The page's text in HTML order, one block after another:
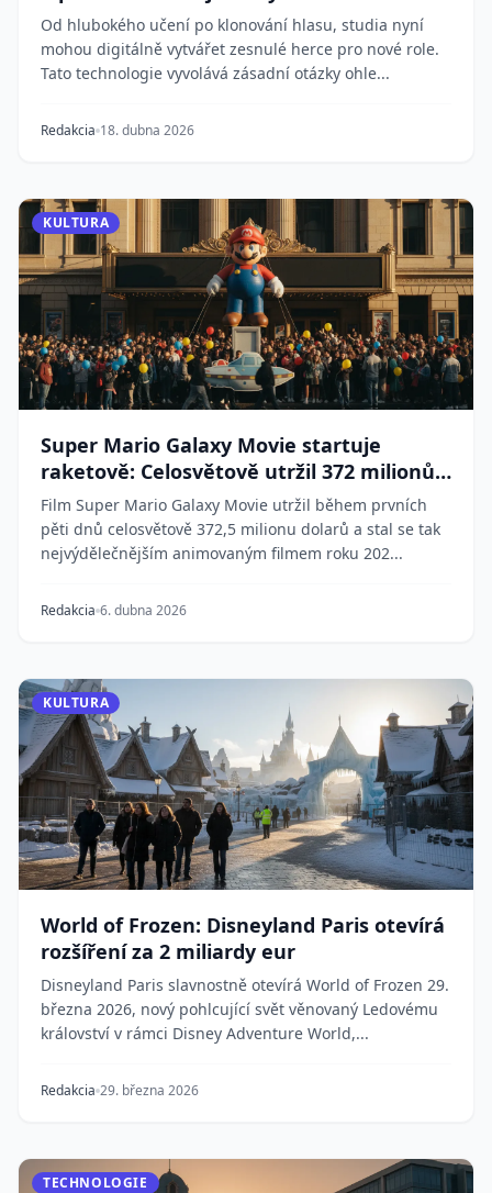
Od hlubokého učení po klonování hlasu, studia nyní
mohou digitálně vytvářet zesnulé herce pro nové role.
Tato technologie vyvolává zásadní otázky ohle...
Redakcia 18. dubna 2026
KULTURA
Super Mario Galaxy Movie startuje
raketově: Celosvětově utržil 372 milionů
dolarů
Film Super Mario Galaxy Movie utržil během prvních
pěti dnů celosvětově 372,5 milionu dolarů a stal se tak
nejvýdělečnějším animovaným filmem roku 202...
Redakcia 6. dubna 2026
KULTURA
World of Frozen: Disneyland Paris otevírá
rozšíření za 2 miliardy eur
Disneyland Paris slavnostně otevírá World of Frozen 29.
března 2026, nový pohlcující svět věnovaný Ledovému
království v rámci Disney Adventure World,...
Redakcia 29. března 2026
TECHNOLOGIE